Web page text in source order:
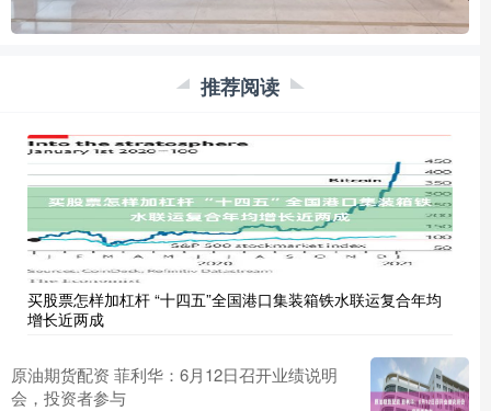
推荐阅读
买股票怎样加杠杆 “十四五”全国港口集装箱铁水联运复合年均
增长近两成
原油期货配资 菲利华：6月12日召开业绩说明
会，投资者参与